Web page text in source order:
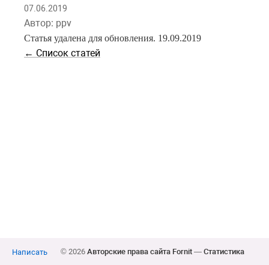
07.06.2019
Автор: ppv
Статья удалена для обновления. 19.09.2019
← Список статей
Написать © 2026 Авторские права сайта Fornit— Статистика